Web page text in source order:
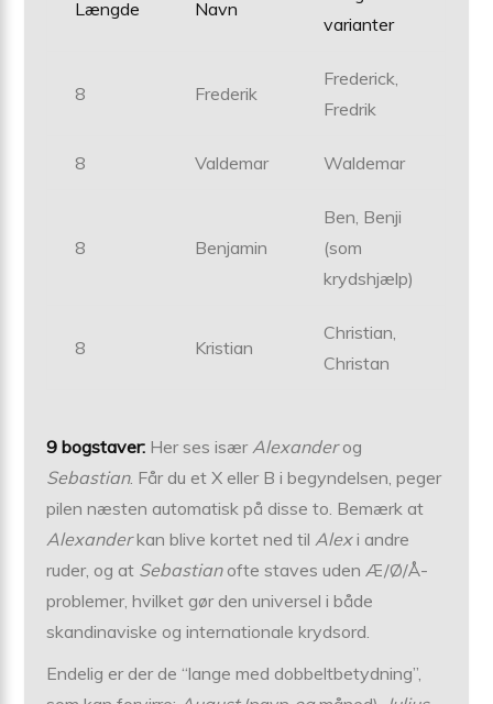
Længde Navn
varianter
8 Frederik
Frederick,
Fredrik
8 Valdemar Waldemar
8 Benjamin
Ben, Benji
(som
krydshjælp)
8 Kristian
Christian,
Christan
9 bogstaver: Her ses især Alexanderog
Sebastian. Får du et X eller B i begyndelsen, peger
pilen næsten automatisk på disse to. Bemærk at
Alexanderkan blive kortet ned til Alexi andre
ruder, og at Sebastianofte staves uden Æ/Ø/Å-
problemer, hvilket gør den universel i både
skandinaviske og internationale krydsord.
Endelig er der de “lange med dobbeltbetydning”,